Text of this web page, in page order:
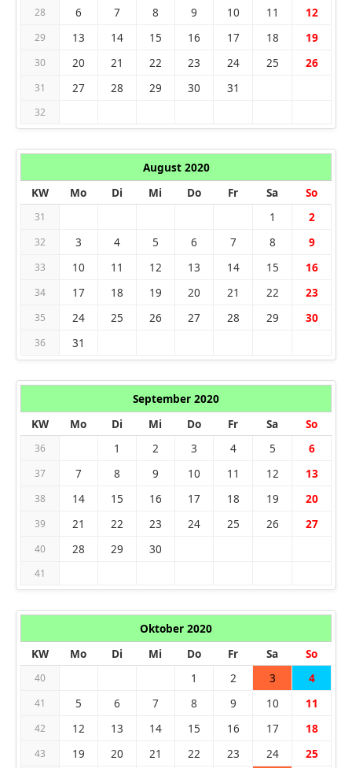
28 6 7 8 9 10 11 12
29 13 14 15 16 17 18 19
30 20 21 22 23 24 25 26
31 27 28 29 30 31
32
August 2020
KW
Mo Di Mi Do Fr Sa So
31 1 2
32 3 4 5 6 7 8 9
33 10 11 12 13 14 15 16
34 17 18 19 20 21 22 23
35 24 25 26 27 28 29 30
36 31
September 2020
KW
Mo Di Mi Do Fr Sa So
36 1 2 3 4 5 6
37 7 8 9 10 11 12 13
38 14 15 16 17 18 19 20
39 21 22 23 24 25 26 27
40 28 29 30
41
Oktober 2020
KW
Mo Di Mi Do Fr Sa So
40 1 2 3 4
41 5 6 7 8 9 10 11
42 12 13 14 15 16 17 18
43 19 20 21 22 23 24 25